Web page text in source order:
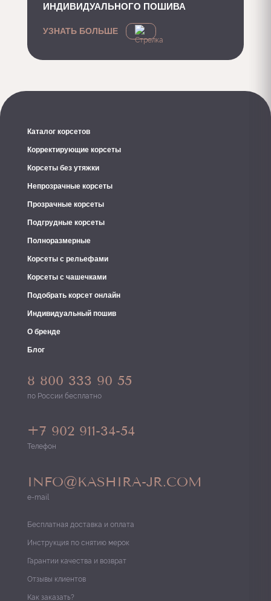
ИНДИВИДУАЛЬНОГО ПОШИВА
УЗНАТЬ БОЛЬШЕ
Каталог корсетов
Корректирующие корсеты
Корсеты без утяжки
Непрозрачные корсеты
Прозрачные корсеты
Подгрудные корсеты
Полноразмерные
Корсеты с рельефами
Корсеты с чашечками
Подобрать корсет онлайн
Индивидуальный пошив
О бренде
Блог
8 800 333 90 55
по России бесплатно
+7 902 911-34-54
Телефон
INFO@KASHIRA-JR.COM
e-mail
Бесплатная доставка и оплата
Инструкция по снятию мерок
Гарантии качества и возврат
Отзывы клиентов
Как заказать?